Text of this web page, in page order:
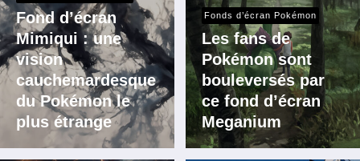
Fond d’écran
Mimiqui : une
vision
cauchemardesque
du Pokémon le
plus étrange
Fonds d’écran Pokémon
Les fans de
Pokémon sont
bouleversés par
ce fond d’écran
Meganium